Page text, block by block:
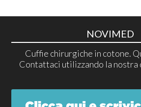
NOVIMED
Cuffie chirurgiche in cotone.
Contattaci utilizzando la nostra